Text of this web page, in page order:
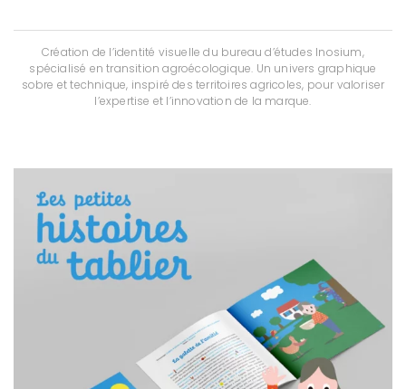
Création de l’identité visuelle du bureau d’études Inosium,
spécialisé en transition agroécologique. Un univers graphique
sobre et technique, inspiré des territoires agricoles, pour valoriser
l’expertise et l’innovation de la marque.